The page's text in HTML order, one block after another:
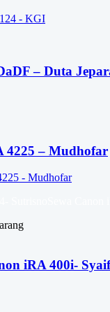
– Duta
4225 – Mudhofar
iRA 400i-